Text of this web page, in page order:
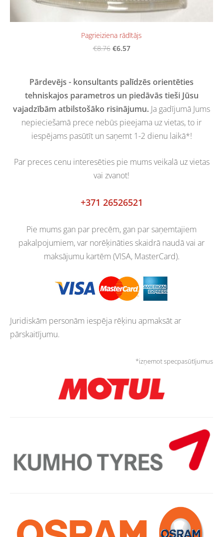
Pārdevējs - konsultants palīdzēs orientēties
tehniskajos parametros un piedāvās tieši Jūsu
vajadzībām atbilstošāko risinājumu. Ja gadījumā Jums
nepieciešamā prece nebūs pieejama uz vietas, to ir
iespējams pasūtīt un saņemt 1-2 dienu laikā*!
Par preces cenu interesēties pie mums veikalā uz vietas
vai zvanot!
+371 26526521
Pie mums gan par precēm, gan par saņemtajiem
pakalpojumiem, var norēķināties skaidrā naudā vai ar
maksājumu kartēm (VISA, MasterCard).
Juridiskām personām iespēja rēķinu apmaksāt ar
pārskaitījumu.
*izņemot specpasūtījumus
Pagrieiziena rādītājs
€8.76 €6.57